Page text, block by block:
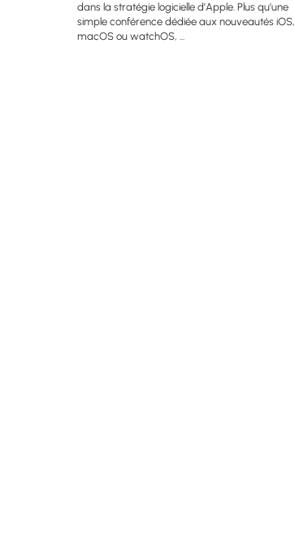
dans la stratégie logicielle d’Apple. Plus qu’une
simple conférence dédiée aux nouveautés iOS,
macOS ou watchOS, ...